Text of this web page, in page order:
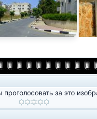
проголосовать за это